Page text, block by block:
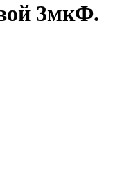
3мкФ.